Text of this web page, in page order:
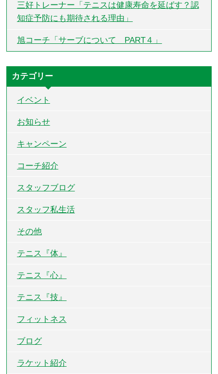
三好トレーナー「テニスは健康寿命を延ばす？認
知症予防にも期待される理由」
旭コーチ「サーブについて PART４」
カテゴリー
イベント
お知らせ
キャンペーン
コーチ紹介
スタッフブログ
スタッフ私生活
その他
テニス『体』
テニス『心』
テニス『技』
フィットネス
ブログ
ラケット紹介